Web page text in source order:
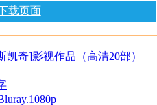
载页面
凯奇]影视作品（高清20部）